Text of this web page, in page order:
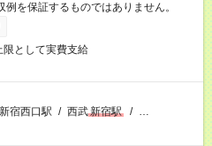
を保証するものではありません。
限として実費支給
新宿西口駅 / 西武新宿駅 / …